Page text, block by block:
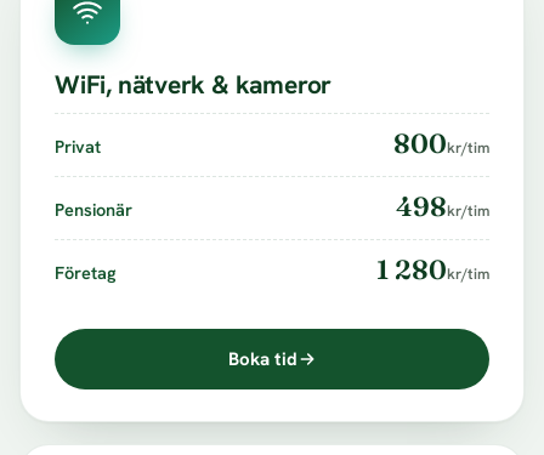
WiFi, nätverk & kameror
Privat 800kr/tim
Pensionär 498kr/tim
Företag 1 280kr/tim
Boka tid